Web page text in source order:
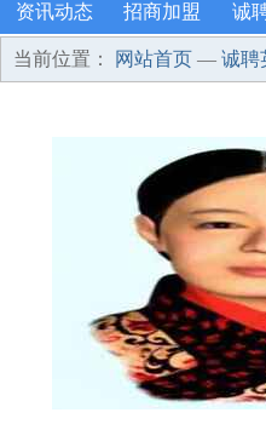
资讯动态 招商加盟 诚
当前位置： 网站首页 — 诚聘